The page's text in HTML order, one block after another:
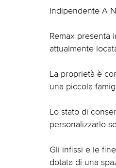
Indipendente A
Remax presenta
attualmente
La proprietà è
una piccola
Lo stato di
personalizzarlo
Gli infissi e le
dotata di una